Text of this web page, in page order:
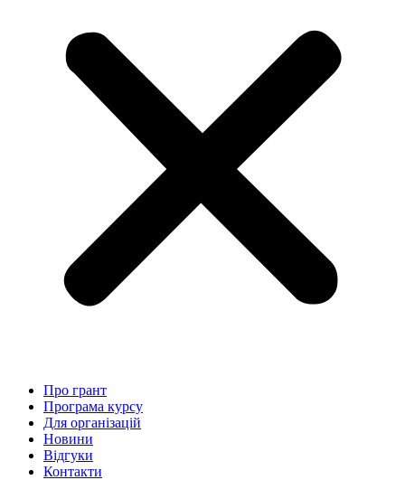
Про грант
Програма курсу
Для організацій
Новини
Відгуки
Контакти